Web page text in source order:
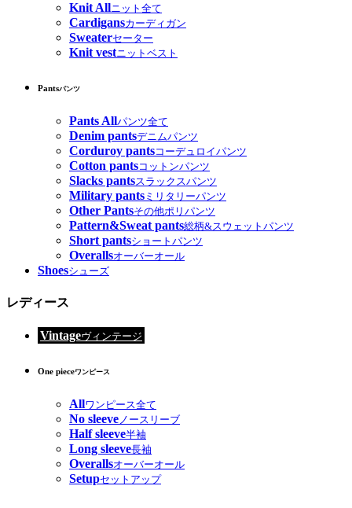
Knit Allニット全て
Cardigansカーディガン
Sweaterセーター
Knit vestニットベスト
Pantsパンツ
Pants Allパンツ全て
Denim pantsデニムパンツ
Corduroy pantsコーデュロイパンツ
Cotton pantsコットンパンツ
Slacks pantsスラックスパンツ
Military pants ミリタリーパンツ
Other Pantsその他ポリパンツ
Pattern&Sweat pants総柄&スウェットパンツ
Short pantsショートパンツ
Overallsオーバーオール
Shoesシューズ
レディース
Vintageヴィンテージ
One pieceワンピース
Allワンピース全て
No sleeve ノースリーブ
Half sleeve半袖
Long sleeve長袖
Overallsオーバーオール
Setupセットアップ